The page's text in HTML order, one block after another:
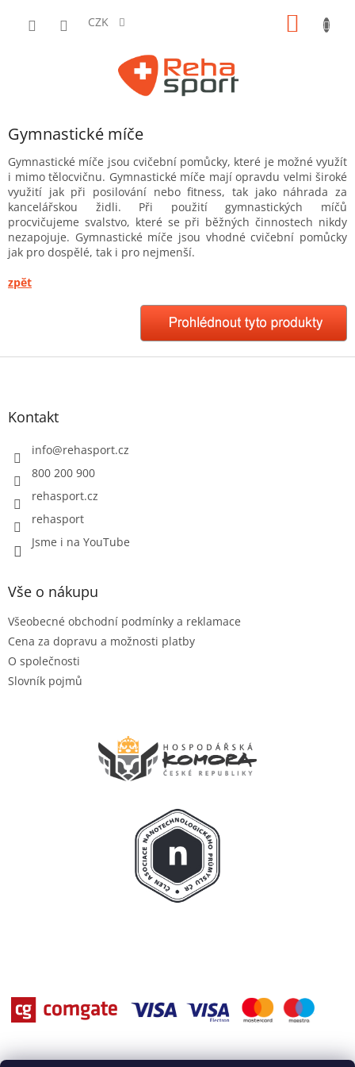
CZK
Gymnastické míče
Gymnastické míče jsou cvičební pomůcky, které je možné využít
i mimo tělocvičnu. Gymnastické míče mají opravdu velmi široké
využití jak při posilování nebo fitness, tak jako náhrada za
kancelářskou židli. Při použití gymnastických míčů
procvičujeme svalstvo, které se při běžných činnostech nikdy
nezapojuje. Gymnastické míče jsou vhodné cvičební pomůcky
jak pro dospělé, tak i pro nejmenší.
zpět
Z
Kontakt
info@rehasport.cz
800 200 900
rehasport.cz
rehasport
Jsme i na YouTube
Vše o nákupu
Všeobecné obchodní podmínky a reklamace
Cena za dopravu a možnosti platby
O společnosti
Slovník pojmů